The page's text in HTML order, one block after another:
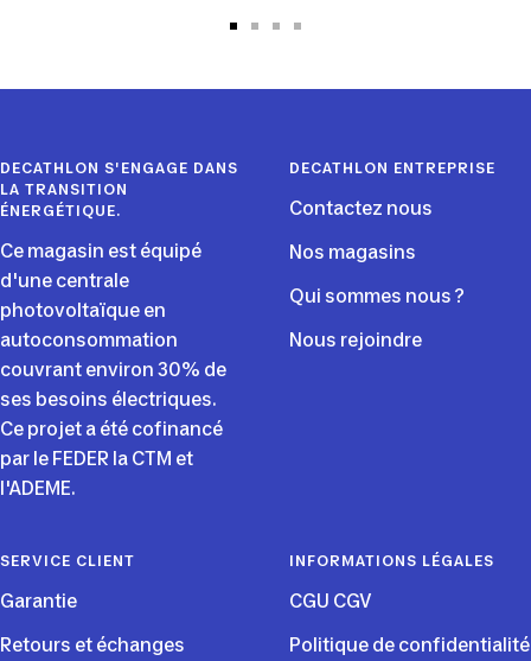
DECATHLON S'ENGAGE DANS
LA TRANSITION
ÉNERGÉTIQUE.
Ce magasin est équipé
d'une centrale
photovoltaïque en
autoconsommation
couvrant environ 30% de
ses besoins électriques.
Ce projet a été cofinancé
par le FEDER la CTM et
l'ADEME.
DECATHLON ENTREPRISE
Contactez nous
Nos magasins
Qui sommes nous ?
Nous rejoindre
SERVICE CLIENT
Garantie
Retours et échanges
INFORMATIONS LÉGALES
CGU CGV
Politique de confidentialité